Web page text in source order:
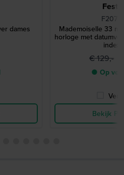
dames
Mademoiselle 33
horloge met
€ 129,-
● Op
Bekijk